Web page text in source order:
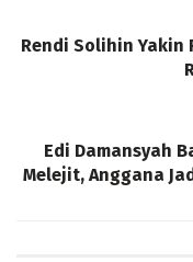
Rendi Solihin Yakin
Edi Damansyah
Melejit, Anggana